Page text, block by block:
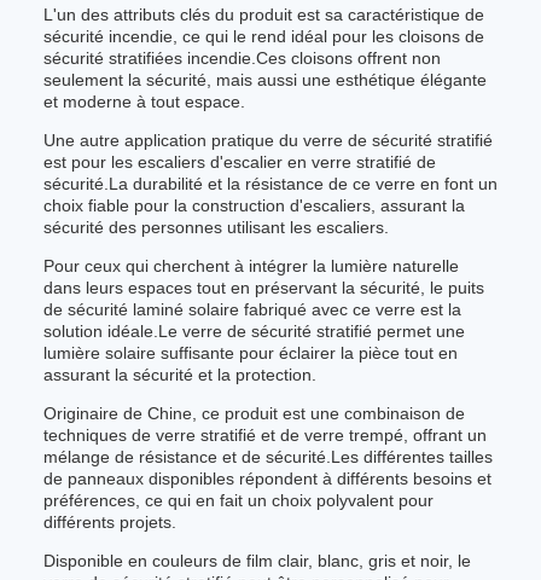
L'un des attributs clés du produit est sa caractéristique de
sécurité incendie, ce qui le rend idéal pour les cloisons de
sécurité stratifiées incendie.Ces cloisons offrent non
seulement la sécurité, mais aussi une esthétique élégante
et moderne à tout espace.
Une autre application pratique du verre de sécurité stratifié
est pour les escaliers d'escalier en verre stratifié de
sécurité.La durabilité et la résistance de ce verre en font un
choix fiable pour la construction d'escaliers, assurant la
sécurité des personnes utilisant les escaliers.
Pour ceux qui cherchent à intégrer la lumière naturelle
dans leurs espaces tout en préservant la sécurité, le puits
de sécurité laminé solaire fabriqué avec ce verre est la
solution idéale.Le verre de sécurité stratifié permet une
lumière solaire suffisante pour éclairer la pièce tout en
assurant la sécurité et la protection.
Originaire de Chine, ce produit est une combinaison de
techniques de verre stratifié et de verre trempé, offrant un
mélange de résistance et de sécurité.Les différentes tailles
de panneaux disponibles répondent à différents besoins et
préférences, ce qui en fait un choix polyvalent pour
différents projets.
Disponible en couleurs de film clair, blanc, gris et noir, le